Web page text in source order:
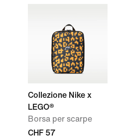
Collezione Nike x
LEGO®
Borsa per scarpe
CHF 57